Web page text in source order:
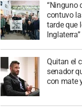
“Ninguno
contuvo
tarde que
Inglaterra”
Quitan el
senador
con mate